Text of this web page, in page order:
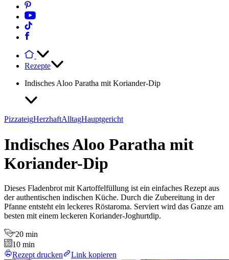
Rezepte
Indisches Aloo Paratha mit Koriander-Dip
PizzateigHerzhaftAlltagHauptgericht
Indisches Aloo Paratha mit
Koriander-Dip
Dieses Fladenbrot mit Kartoffelfüllung ist ein einfaches Rezept aus
der authentischen indischen Küche. Durch die Zubereitung in der
Pfanne entsteht ein leckeres Röstaroma. Serviert wird das Ganze am
besten mit einem leckeren Koriander-Joghurtdip.
20 min
10 min
Rezept drucken
Link kopieren